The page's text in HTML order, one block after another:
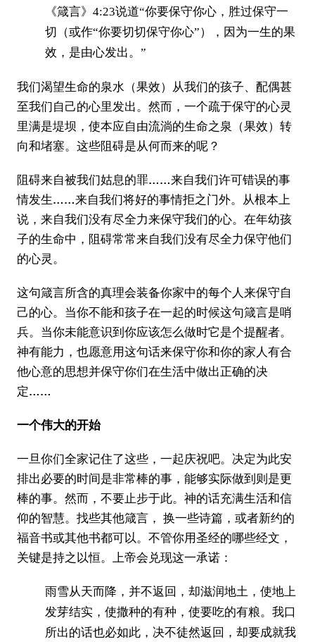
《箴言》4:23说道“你要保守你心，胜过保守一
切（或作“你要切切保守你心”），因为一生的果
效，是由心发出。”
我们渴望生命的泉水（果效）从我们的孩子、配偶甚
至我们自己的心里发出。然而，一个疏于保守的心灵
里满是堤坝，使本应自由流淌的生命之泉（果效）转
向和堵塞。这些阻碍是从何而来的呢？
阻碍来自被我们姑息的罪……来自我们许可错误的事
情发生……来自我们将好的事情拒之门外。从根本上
说，来自我们没有尽全力来保守我们的心。在年幼孩
子的生命中，阻碍常常来自我们没有尽全力保守他们
的心灵。
这句箴言所含的真理会装备你家中的每个人来保守自
己的心。当你不能和孩子在一起的时候这句箴言是哨
兵。当你未能意识到你应该怎么做时它是个提醒者。
神有能力，也愿意用这句话来保守你和你的家人有合
他心意的思想并保守你们在生活中做出正确的决
定……
一个伟大的开始
一旦你们全家记住了这些，一起庆祝吧。决定为此安
排出必要的时间是非常棒的事，能够实际做到则是更
棒的事。然而，不要止步于此。神的话充满生活和信
仰的智慧。找些其他箴言， 换一些诗篇，或者新约的
福音书或其他书都可以。不管你用圣经的哪些经文，
关键是持之以恒。上帝会兑现这一承诺：
雨雪从天而降，并不返回，却滋润地土，使地上
发芽结实，使撒种的有种，使要吃的有粮。我口
所出的话也必如此，决不徒然返回，却要成就我